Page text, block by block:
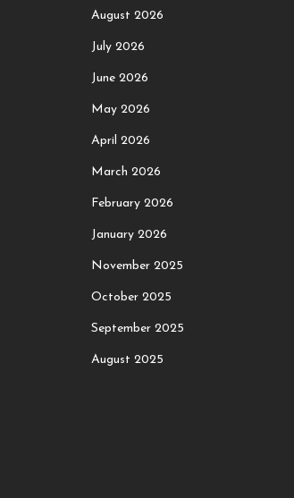
August 2026
July 2026
June 2026
May 2026
April 2026
March 2026
February 2026
January 2026
November 2025
October 2025
September 2025
August 2025